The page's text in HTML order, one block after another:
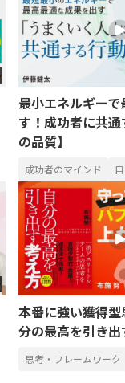
最小エネルギー
す！成功者に共
の品質】
成功者のマインド
本番に強い獲得
分の最高を引き出
思考・フレームワーク